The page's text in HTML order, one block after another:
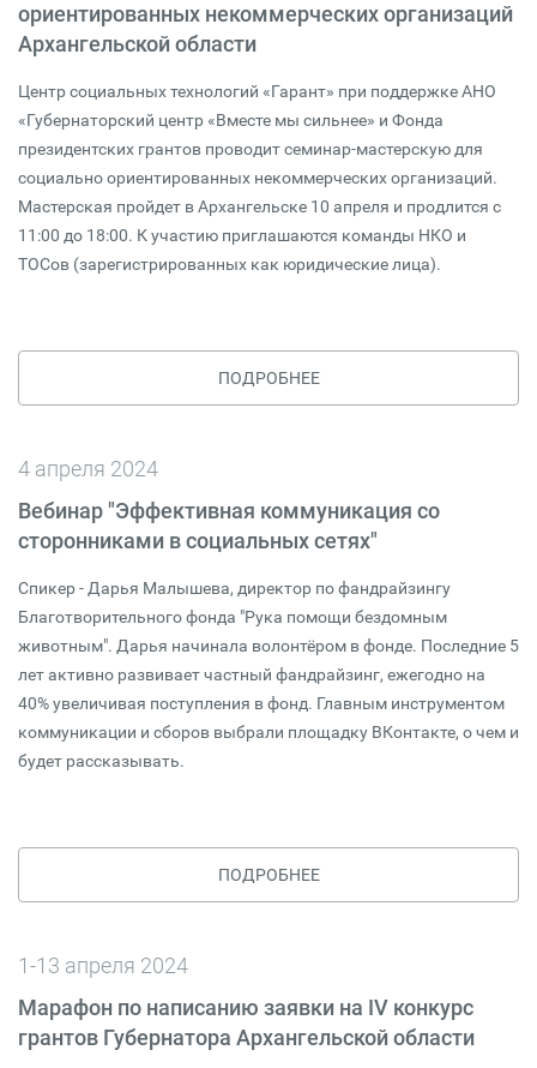
ориентированных некоммерческих организаций
Архангельской области
Центр социальных технологий «Гарант» при поддержке АНО
«Губернаторский центр «Вместе мы сильнее» и Фонда
президентских грантов проводит семинар-мастерскую для
социально ориентированных некоммерческих организаций.
Мастерская пройдет в Архангельске 10 апреля и продлится с
11:00 до 18:00. К участию приглашаются команды НКО и
ТОСов (зарегистрированных как юридические лица).
ПОДРОБНЕЕ
4 апреля 2024
Вебинар "Эффективная коммуникация со
сторонниками в социальных сетях"
Спикер - Дарья Малышева, директор по фандрайзингу
Благотворительного фонда "Рука помощи бездомным
животным". Дарья начинала волонтёром в фонде. Последние 5
лет активно развивает частный фандрайзинг, ежегодно на
40% увеличивая поступления в фонд. Главным инструментом
коммуникации и сборов выбрали площадку ВКонтакте, о чем и
будет рассказывать.
ПОДРОБНЕЕ
1-13 апреля 2024
Марафон по написанию заявки на IV конкурс
грантов Губернатора Архангельской области